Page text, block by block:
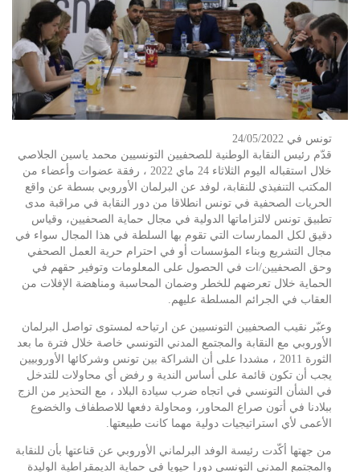
تونس في 24/05/2022
قدّم رئيس النقابة الوطنية للصحفيين التونسيين محمد ياسين الجلاصي
خلال استقباله اليوم الثلاثاء 24 ماي 2022 ، رفقة عضوات وأعضاء من
المكتب التنفيذي للنقابة، لوفد عن البرلمان الأوروبي بسطة عن واقع
الحريات الصحفية في تونس انطلاقا من دور النقابة في مراقبة مدى
تطبيق تونس لالتزاماتها الدولية في مجال حماية الصحفيين، وقياس
دقيق لكل الممارسات التي تقوم بها السلطة في هذا المجال سواء في
مجال التشريع وبناء المؤسسات أو في احترام حرية العمل الصحفي
وحق الصحفيين/ات في الحصول على المعلومات وتوفير حقهم في
الحماية خلال تعرضهم للخطر وضمان المحاسبة ومناهضة الإفلات من
العقاب في الجرائم المسلطة عليهم.
وعبّر نقيب الصحفيين التونسيين عن ارتياحه لمستوى تواصل البرلمان
الأوروبي مع النقابة والمجتمع المدني التونسي خاصة خلال فترة ما بعد
الثورة 2011 ، مشددا على أن الشراكة بين تونس وشركائها الأوروبيين
يجب أن تكون قائمة على أساس الندية و رفض أي محاولات للتدخل
في الشأن التونسي في اتجاه ضرب سيادة البلاد ، مع التحذير من الزج
ببلادنا في أتون صراع المحاور، ومحاولة دفعها للاصطفاف والخضوع
الأعمى لأي استراتيجيات دولية مهما كانت طبيعتها.
من جهتها أكّدت رئيسة الوفد البرلماني الأوروبي عن قناعتها بأن للنقابة
والمجتمع المدني التونسي دورا حيويا في حماية الديمقراطية الوليدة